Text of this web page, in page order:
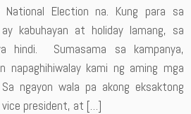
Election na. Kung para sa
kabuhayan at holiday lamang, sa
hindi. Sumasama sa kampanya,
napaghihiwalay kami ng aming mga
ngayon wala pa akong eksaktong
vice president, at […]